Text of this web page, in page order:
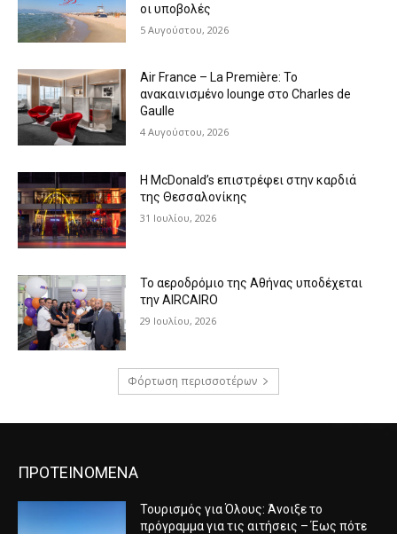
οι υποβολές
5 Αυγούστου, 2026
Air France – La Première: Το
ανακαινισμένο lounge στο Charles de
Gaulle
4 Αυγούστου, 2026
Η McDonald’s επιστρέφει στην καρδιά
της Θεσσαλονίκης
31 Ιουλίου, 2026
Το αεροδρόμιο της Αθήνας υποδέχεται
την AIRCAIRO
29 Ιουλίου, 2026
Φόρτωση περισσοτέρων
ΠΡΟΤΕΙΝΟΜΕΝΑ
Τουρισμός για Όλους: Άνοιξε το
πρόγραμμα για τις αιτήσεις – Έως πότε